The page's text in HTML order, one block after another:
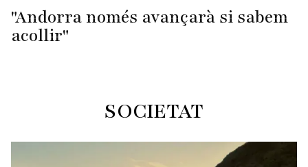
"Andorra només avançarà si sabem
acollir"
SOCIETAT